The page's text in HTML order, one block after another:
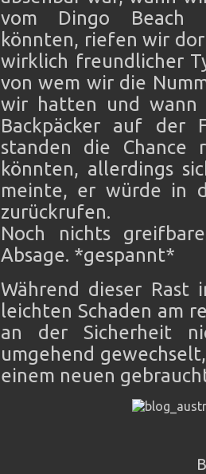
vom Dingo Beach
könnten, riefen wir
wirklich freundlicher
von wem wir die
wir hatten und wann
Backpäcker auf der
standen die Chance
könnten, allerdings
meinte, er würde in
zurückrufen.
Noch nichts
Absage. *gespannt*
Während dieser Rast
leichten Schaden am
an der Sicherheit
umgehend
einem neuen